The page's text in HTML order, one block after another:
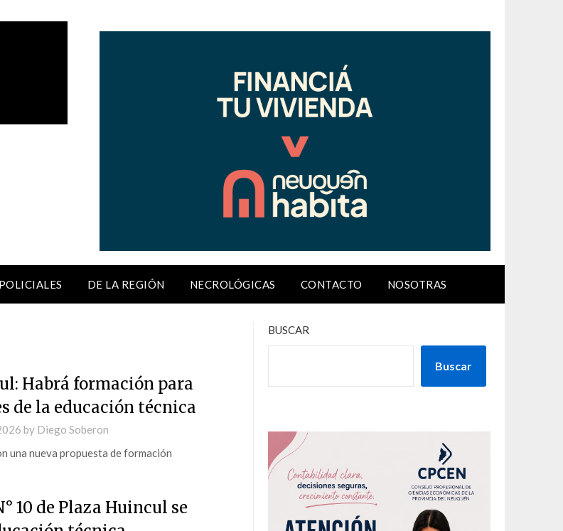
POLICIALES DE LA REGIÓN NECROLÓGICAS CONTACTO NOSOTRAS
Habrá formación para
de la educación técnica
by Diego Soberon
una nueva propuesta de formación
10 de Plaza Huincul se
BUSCAR
Buscar